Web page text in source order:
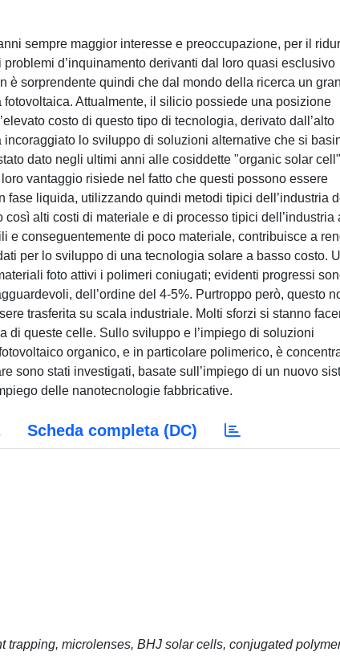
sempre maggior interesse e preoccupazione, per il
d’inquinamento derivanti dal loro quasi esclusivo
è sorprendente quindi che dal mondo della ricerca un
Attualmente, il silicio possiede una posizione
costo di questo tipo di tecnologia, derivato dall’alto
lo sviluppo di soluzioni alternative che si
dato negli ultimi anni alle cosiddette "organic solar
vantaggio risiede nel fatto che questi possono essere
fase liquida, utilizzando quindi metodi tipici dell’industria
alti costi di materiale e di processo tipici dell’industria
e conseguentemente di poco materiale, contribuisce a
per lo sviluppo di una tecnologia solare a basso costo.
foto attivi i polimeri coniugati; evidenti progressi
dell’ordine del 4-5%. Purtroppo però, questo
trasferita su scala industriale. Molti sforzi si stanno
di queste celle. Sullo sviluppo e l’impiego di soluzioni
organico, e in particolare polimerico, è
sono stati investigati, basate sull’impiego di un nuovo
delle nanotecnologie fabbricative.
Scheda completa (DC)
trapping, microlenses, BHJ solar cells, conjugated